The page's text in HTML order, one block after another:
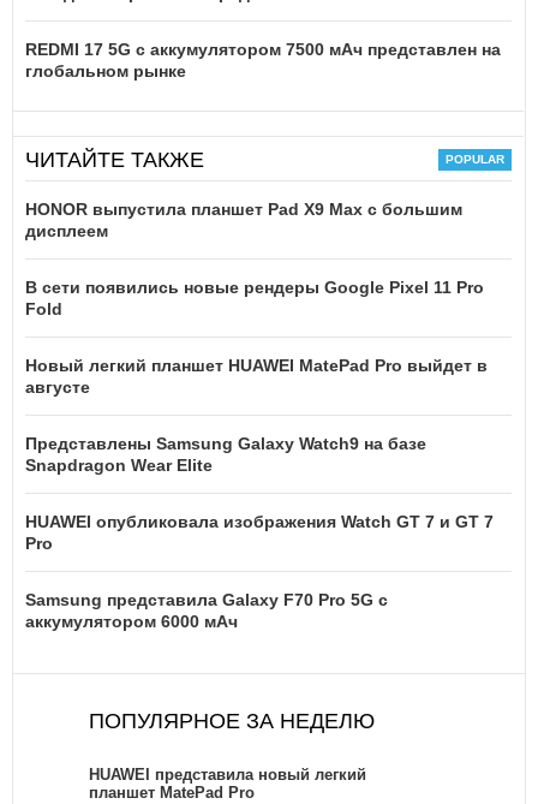
REDMI 17 5G c аккумулятором 7500 мАч представлен на
глобальном рынке
ЧИТАЙТЕ ТАКЖЕ
HONOR выпустила планшет Pad X9 Max с большим
дисплеем
В сети появились новые рендеры Google Pixel 11 Pro
Fold
Новый легкий планшет HUAWEI MatePad Pro выйдет в
августе
Представлены Samsung Galaxy Watch9 на базе
Snapdragon Wear Elite
HUAWEI опубликовала изображения Watch GT 7 и GT 7
Pro
Samsung представила Galaxy F70 Pro 5G с
аккумулятором 6000 мАч
ПОПУЛЯРНОЕ ЗА НЕДЕЛЮ
HUAWEI представила новый легкий
планшет MatePad Pro